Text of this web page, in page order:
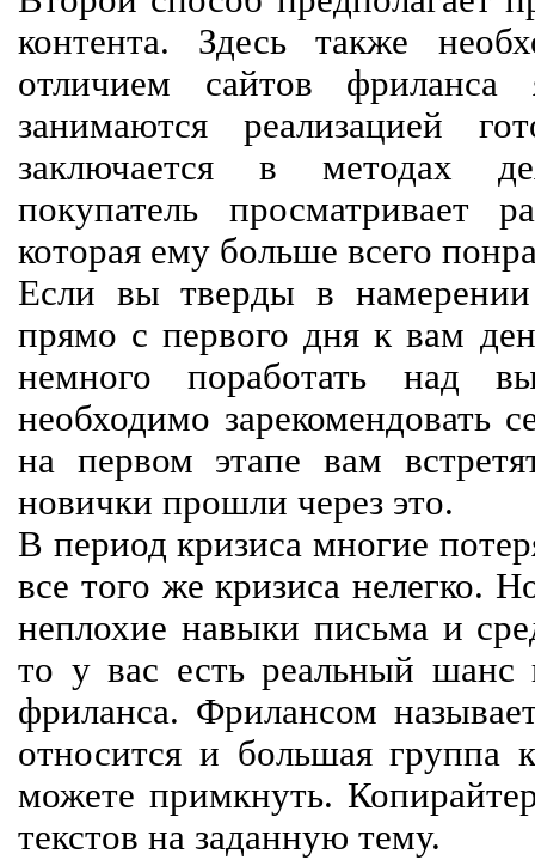
контента. Здесь также
отличием сайтов
занимаются реализацией
заключается в методах
покупатель просматривает
которая ему больше всего
Если вы тверды в
прямо с первого дня к вам
немного поработать над
необходимо зарекомендовать
на первом этапе вам
новички прошли через это.
В период кризиса многие
все того же кризиса нелегко.
неплохие навыки письма и
то у вас есть реальный шанс
фриланса. Фрилансом
относится и большая группа
можете примкнуть.
текстов на заданную тему.